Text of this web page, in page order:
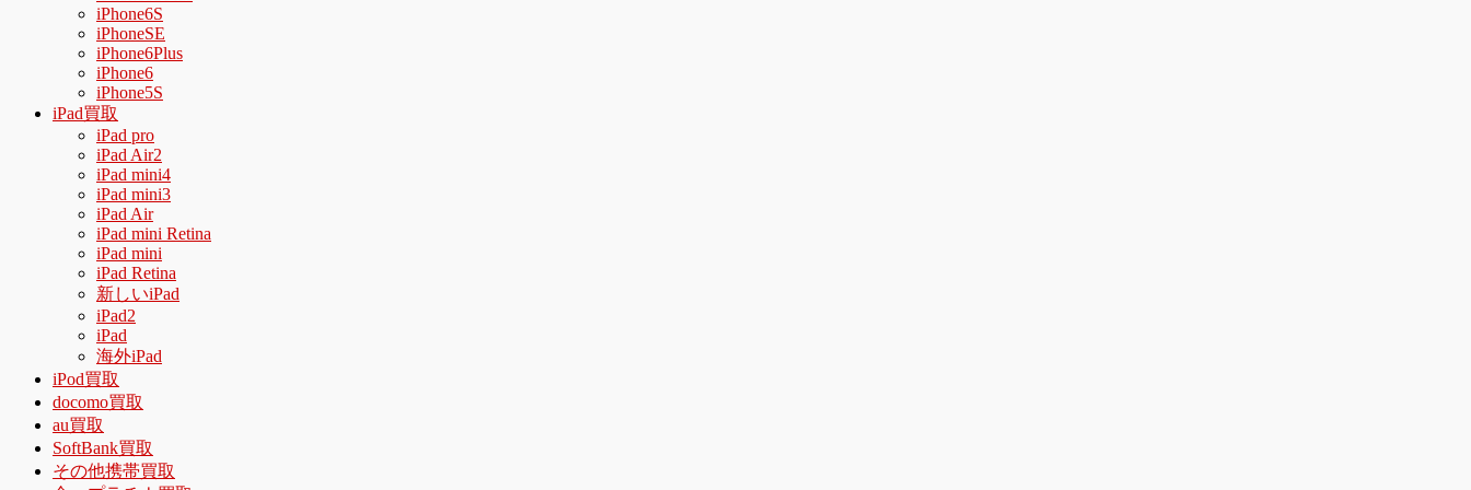
iPhone6S
iPhoneSE
iPhone6Plus
iPhone6
iPhone5S
iPad買取
iPad pro
iPad Air2
iPad mini4
iPad mini3
iPad Air
iPad mini Retina
iPad mini
iPad Retina
新しいiPad
iPad2
iPad
海外iPad
iPod買取
docomo買取
au買取
SoftBank買取
その他携帯買取